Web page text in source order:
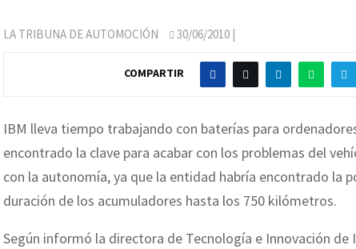
LA TRIBUNA DE AUTOMOCIÓN 30/06/2010 |
COMPARTIR
IBM lleva tiempo trabajando con baterías para
encontrado la clave para acabar con los problemas del
con la autonomía, ya que la entidad habría encontrado la
duración de los acumuladores hasta los 750 kilómetros.
Según informó la directora de Tecnología e Innovación de